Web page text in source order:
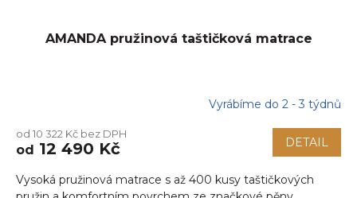
AMANDA pružinová taštičková matrace
Vyrábíme do 2 - 3 týdnů
od 10 322 Kč bez DPH
od 12 490 Kč DETAIL
Vysoká pružinová matrace s až 400 kusy taštičkových